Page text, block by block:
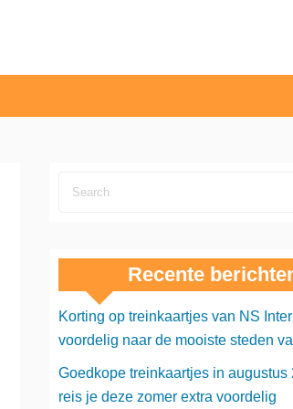
Recente
Korting op treinkaartjes van NS
voordelig naar de mooiste steden
Goedkope treinkaartjes in augustus
reis je deze zomer extra voordelig